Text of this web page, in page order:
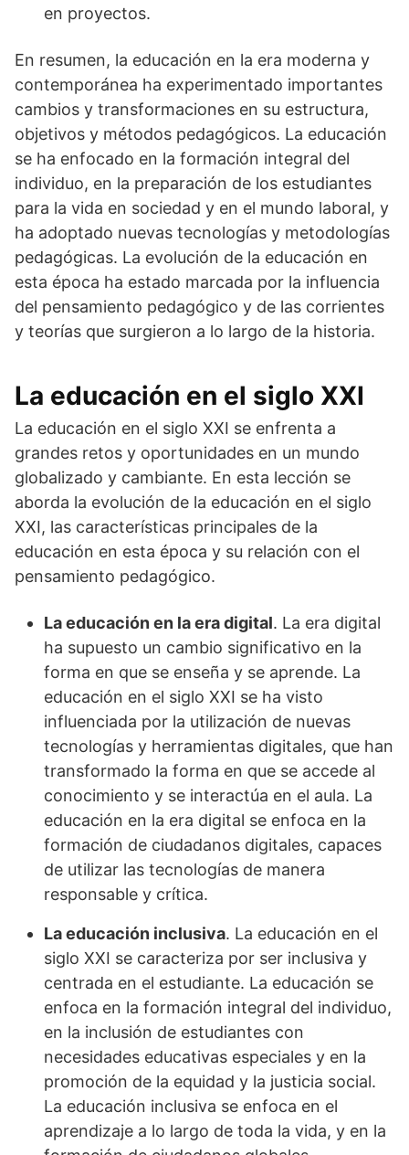
en proyectos.
En resumen, la educación en la era moderna y
contemporánea ha experimentado importantes
cambios y transformaciones en su estructura,
objetivos y métodos pedagógicos. La educación
se ha enfocado en la formación integral del
individuo, en la preparación de los estudiantes
para la vida en sociedad y en el mundo laboral, y
ha adoptado nuevas tecnologías y metodologías
pedagógicas. La evolución de la educación en
esta época ha estado marcada por la influencia
del pensamiento pedagógico y de las corrientes
y teorías que surgieron a lo largo de la historia.
La educación en el siglo XXI
La educación en el siglo XXI se enfrenta a
grandes retos y oportunidades en un mundo
globalizado y cambiante. En esta lección se
aborda la evolución de la educación en el siglo
XXI, las características principales de la
educación en esta época y su relación con el
pensamiento pedagógico.
La educación en la era digital. La era digital
ha supuesto un cambio significativo en la
forma en que se enseña y se aprende. La
educación en el siglo XXI se ha visto
influenciada por la utilización de nuevas
tecnologías y herramientas digitales, que han
transformado la forma en que se accede al
conocimiento y se interactúa en el aula. La
educación en la era digital se enfoca en la
formación de ciudadanos digitales, capaces
de utilizar las tecnologías de manera
responsable y crítica.
La educación inclusiva. La educación en el
siglo XXI se caracteriza por ser inclusiva y
centrada en el estudiante. La educación se
enfoca en la formación integral del individuo,
en la inclusión de estudiantes con
necesidades educativas especiales y en la
promoción de la equidad y la justicia social.
La educación inclusiva se enfoca en el
aprendizaje a lo largo de toda la vida, y en la